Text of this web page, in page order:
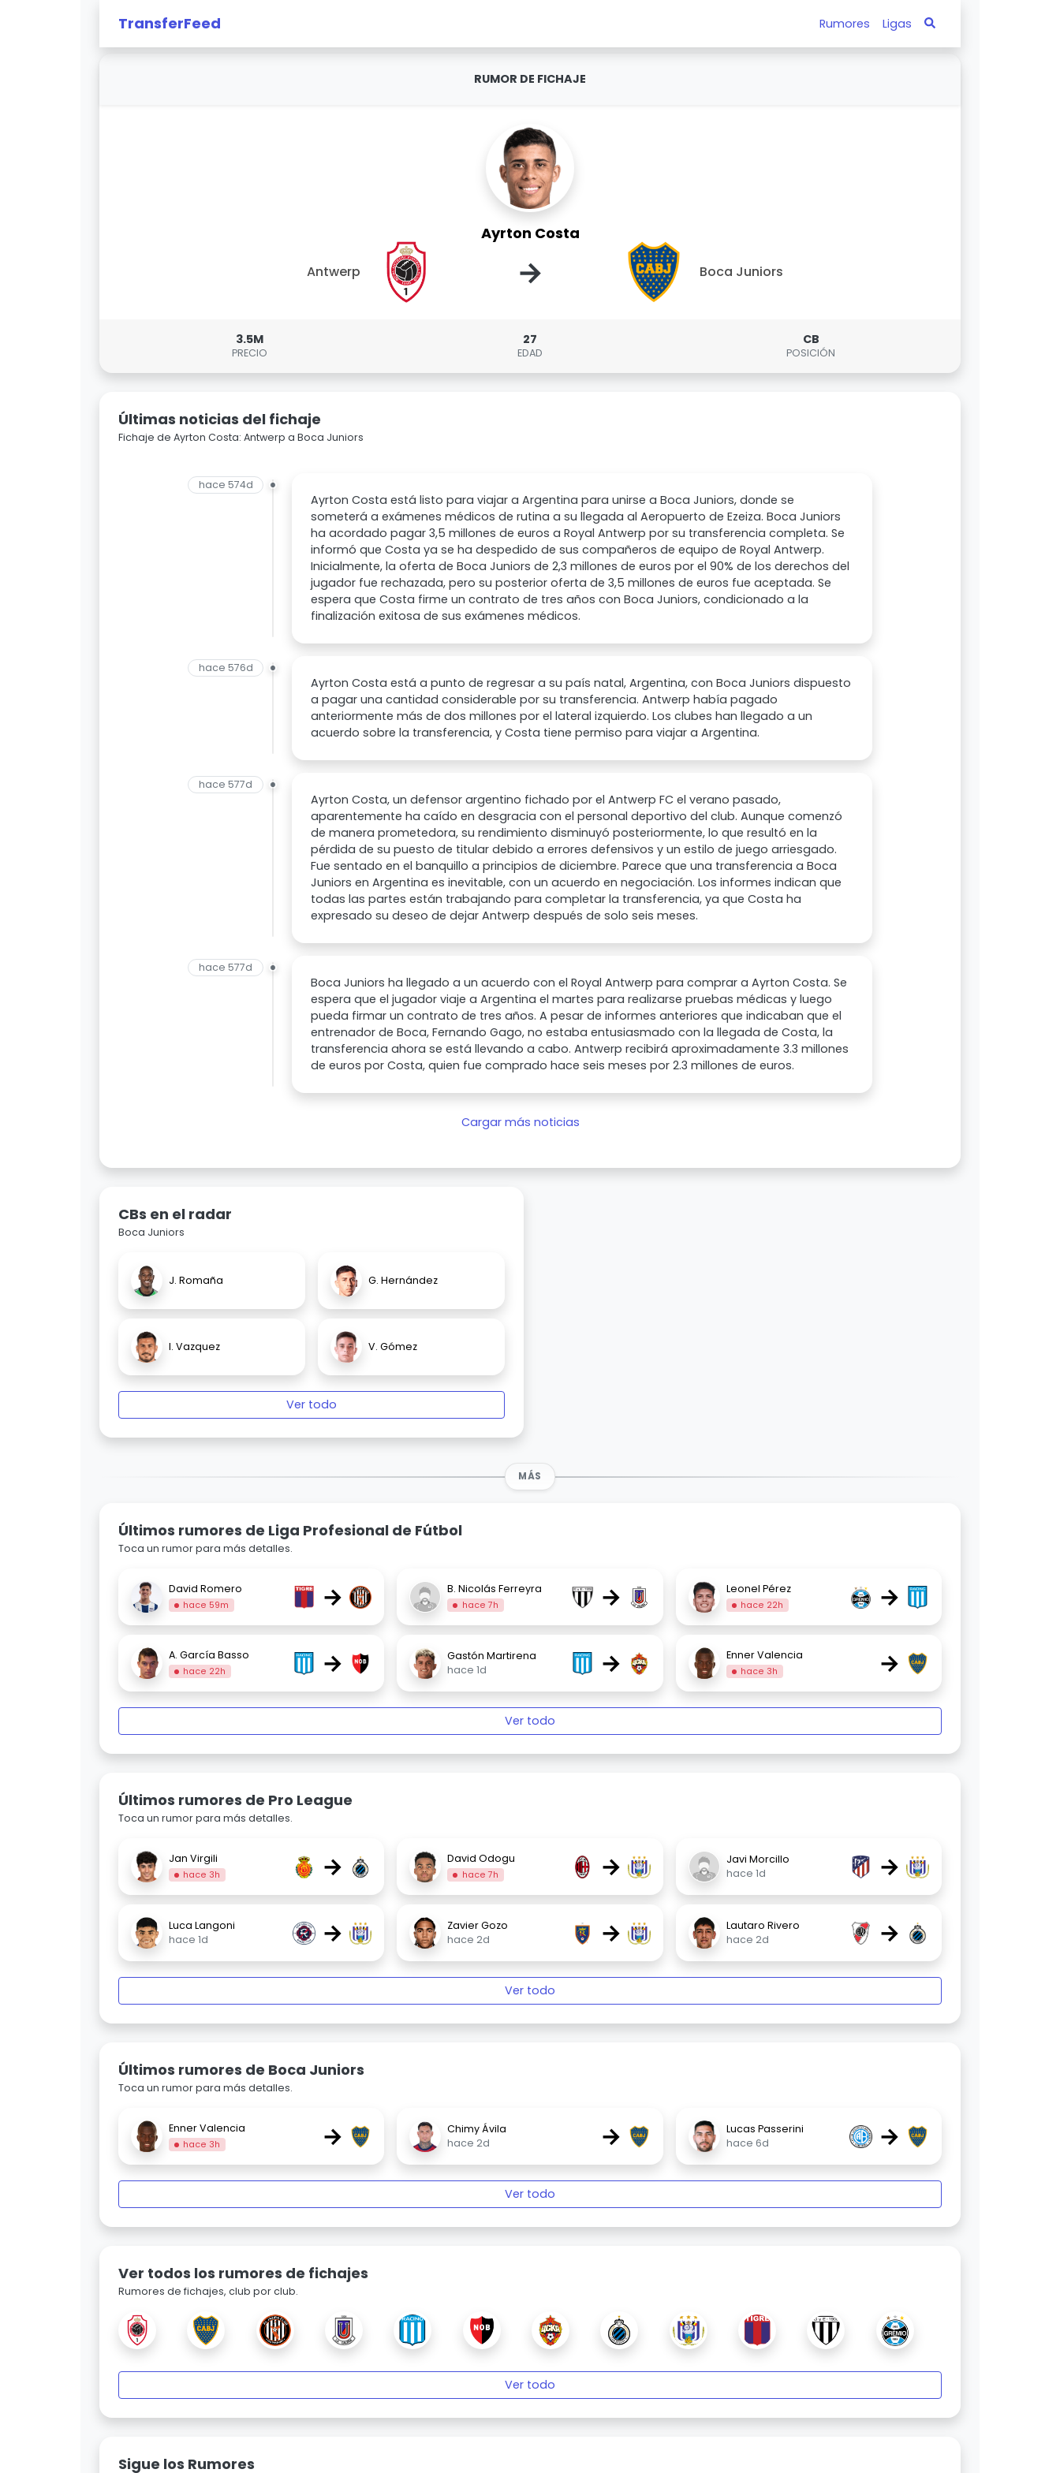
TransferFeed Rumores Ligas
RUMOR DE FICHAJE
Ayrton Costa
Antwerp → Boca Juniors
3.5M
PRECIO
27
EDAD
CB
POSICIÓN
Últimas noticias del fichaje
Fichaje de Ayrton Costa: Antwerp a Boca Juniors
hace 574d
Ayrton Costa está listo para viajar a Argentina para unirse a Boca Juniors, donde se
someterá a exámenes médicos de rutina a su llegada al Aeropuerto de Ezeiza. Boca Juniors
ha acordado pagar 3,5 millones de euros a Royal Antwerp por su transferencia completa. Se
informó que Costa ya se ha despedido de sus compañeros de equipo de Royal Antwerp.
Inicialmente, la oferta de Boca Juniors de 2,3 millones de euros por el 90% de los derechos del
jugador fue rechazada, pero su posterior oferta de 3,5 millones de euros fue aceptada. Se
espera que Costa firme un contrato de tres años con Boca Juniors, condicionado a la
finalización exitosa de sus exámenes médicos.
hace 576d
Ayrton Costa está a punto de regresar a su país natal, Argentina, con Boca Juniors dispuesto
a pagar una cantidad considerable por su transferencia. Antwerp había pagado
anteriormente más de dos millones por el lateral izquierdo. Los clubes han llegado a un
acuerdo sobre la transferencia, y Costa tiene permiso para viajar a Argentina.
hace 577d
Ayrton Costa, un defensor argentino fichado por el Antwerp FC el verano pasado,
aparentemente ha caído en desgracia con el personal deportivo del club. Aunque comenzó
de manera prometedora, su rendimiento disminuyó posteriormente, lo que resultó en la
pérdida de su puesto de titular debido a errores defensivos y un estilo de juego arriesgado.
Fue sentado en el banquillo a principios de diciembre. Parece que una transferencia a Boca
Juniors en Argentina es inevitable, con un acuerdo en negociación. Los informes indican que
todas las partes están trabajando para completar la transferencia, ya que Costa ha
expresado su deseo de dejar Antwerp después de solo seis meses.
hace 577d
Boca Juniors ha llegado a un acuerdo con el Royal Antwerp para comprar a Ayrton Costa. Se
espera que el jugador viaje a Argentina el martes para realizarse pruebas médicas y luego
pueda firmar un contrato de tres años. A pesar de informes anteriores que indicaban que el
entrenador de Boca, Fernando Gago, no estaba entusiasmado con la llegada de Costa, la
transferencia ahora se está llevando a cabo. Antwerp recibirá aproximadamente 3.3 millones
de euros por Costa, quien fue comprado hace seis meses por 2.3 millones de euros.
Cargar más noticias
CBs en el radar
Boca Juniors
J. Romaña G. Hernández
I. Vazquez V. Gómez
Ver todo
MÁS
Últimos rumores de Liga Profesional de Fútbol
Toca un rumor para más detalles.
David Romero
hace 59m → B. Nicolás Ferreyra
hace 7h → Leonel Pérez
hace 22h →
A. García Basso
hace 22h →
Gastón Martirena
hace 1d
→ Enner Valencia
hace 3h →
Ver todo
Últimos rumores de Pro League
Toca un rumor para más detalles.
Jan Virgili
hace 3h → David Odogu
hace 7h →
Javi Morcillo
hace 1d
→
Luca Langoni
hace 1d
→
Zavier Gozo
hace 2d
→
Lautaro Rivero
hace 2d
→
Ver todo
Últimos rumores de Boca Juniors
Toca un rumor para más detalles.
Enner Valencia
hace 3h →
Chimy Ávila
hace 2d
→
Lucas Passerini
hace 6d
→
Ver todo
Ver todos los rumores de fichajes
Rumores de fichajes, club por club.
Ver todo
Sigue los Rumores